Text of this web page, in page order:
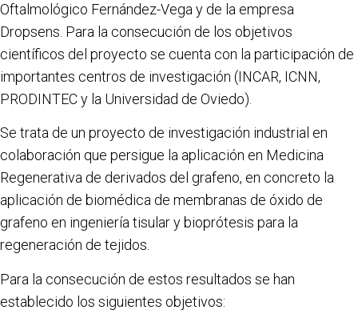
Oftalmológico Fernández-Vega y de la empresa
Dropsens. Para la consecución de los objetivos
científicos del proyecto se cuenta con la participación de
importantes centros de investigación (INCAR, ICNN,
PRODINTEC y la Universidad de Oviedo).
Se trata de un proyecto de investigación industrial en
colaboración que persigue la aplicación en Medicina
Regenerativa de derivados del grafeno, en concreto la
aplicación de biomédica de membranas de óxido de
grafeno en ingeniería tisular y bioprótesis para la
regeneración de tejidos.
Para la consecución de estos resultados se han
establecido los siguientes objetivos: